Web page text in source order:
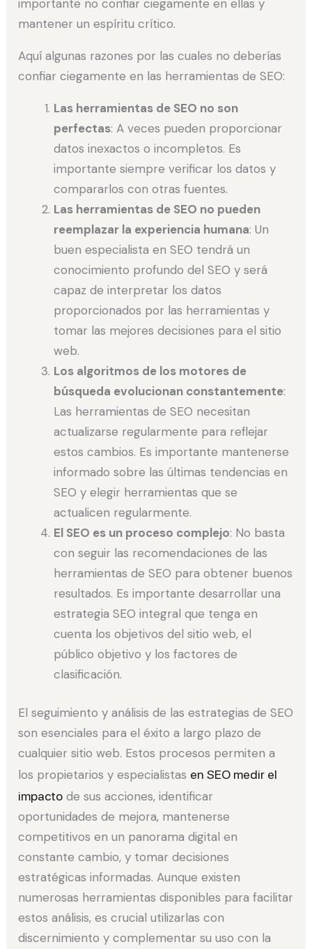
importante no confiar ciegamente en ellas y
mantener un espíritu crítico.
Aquí algunas razones por las cuales no deberías
confiar ciegamente en las herramientas de SEO:
Las herramientas de SEO no son
perfectas: A veces pueden proporcionar
datos inexactos o incompletos. Es
importante siempre verificar los datos y
compararlos con otras fuentes.
Las herramientas de SEO no pueden
reemplazar la experiencia humana: Un
buen especialista en SEO tendrá un
conocimiento profundo del SEO y será
capaz de interpretar los datos
proporcionados por las herramientas y
tomar las mejores decisiones para el sitio
web.
Los algoritmos de los motores de
búsqueda evolucionan constantemente:
Las herramientas de SEO necesitan
actualizarse regularmente para reflejar
estos cambios. Es importante mantenerse
informado sobre las últimas tendencias en
SEO y elegir herramientas que se
actualicen regularmente.
El SEO es un proceso complejo: No basta
con seguir las recomendaciones de las
herramientas de SEO para obtener buenos
resultados. Es importante desarrollar una
estrategia SEO integral que tenga en
cuenta los objetivos del sitio web, el
público objetivo y los factores de
clasificación.
El seguimiento y análisis de las estrategias de SEO
son esenciales para el éxito a largo plazo de
cualquier sitio web. Estos procesos permiten a
los propietarios y especialistas en SEO medir el
impacto de sus acciones, identificar
oportunidades de mejora, mantenerse
competitivos en un panorama digital en
constante cambio, y tomar decisiones
estratégicas informadas. Aunque existen
numerosas herramientas disponibles para facilitar
estos análisis, es crucial utilizarlas con
discernimiento y complementar su uso con la